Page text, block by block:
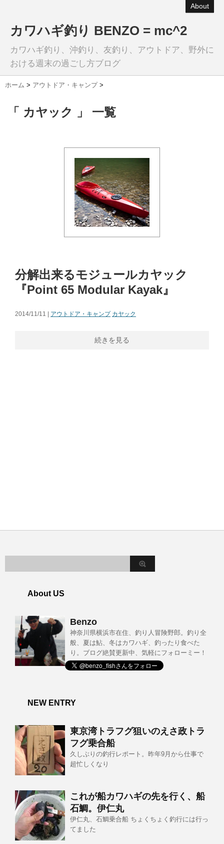
About
カワハギ釣り BENZO = mc^2
カワハギ釣り、沖釣り、友釣り、アウトドア、野外に
おける週末の過ごし方ブログ
ホーム > アウトドア・キャンプ >
「 カヤック 」 一覧
分解出来るモジュールカヤック
『Point 65 Modular Kayak』
2014/11/11 | アウトドア・キャンプ カヤック
続きを見る
About US
Benzo
神奈川県横浜市在住、釣り人冒険野郎。釣り全
般、夏は鮎、冬はカワハギ、釣ったり食べた
り。ブログ絶賛更新中、気軽にフォローミー！
NEW ENTRY
東京湾トラフグ狙いのえさ政トラ
フグ乗合船
久しぶりの釣行レポート。昨年9月から仕事で
超忙しくなり
これが船カワハギの先を行く、船
石鯛。伊仁丸
伊仁丸、石鯛乗合船 ちょくちょく釣行には行っ
てました